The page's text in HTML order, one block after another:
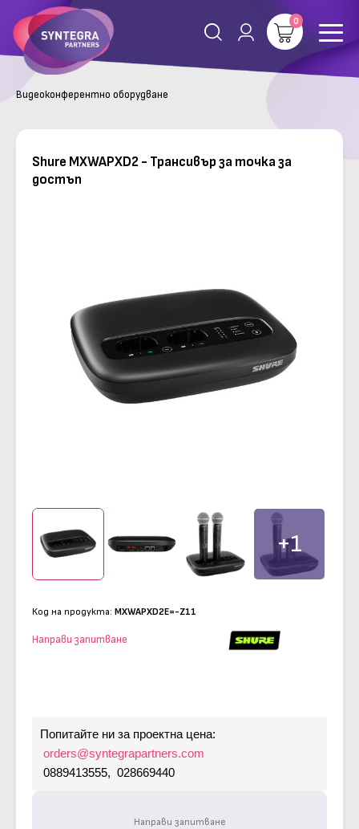
0
Видеоконферентно оборудване
Shure MXWAPXD2 - Трансивър за точка за
достъп
+1
Код на продукта: MXWAPXD2E=-Z11
Направи запитване
Попитайте ни за проектна цена:
orders@syntegrapartners.com
0889413555, 028669440
Направи запитване